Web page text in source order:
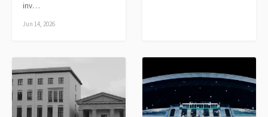
inv…
Jun 14, 2026